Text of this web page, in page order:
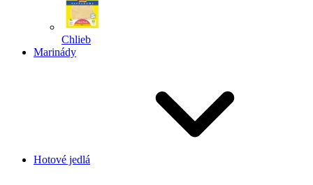
Chlieb
Marinády
Hotové jedlá